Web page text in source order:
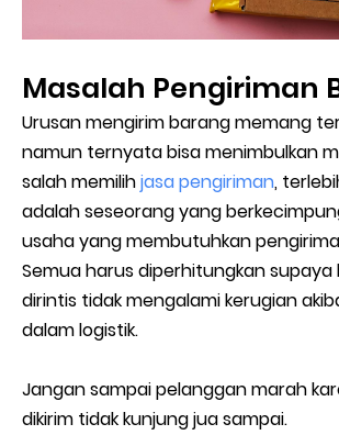
Masalah Pengiriman
Urusan mengirim barang memang
namun ternyata bisa menimbulkan
salah memilihjasa pengiriman,
adalah seseorang yang
usaha yang membutuhkan
Semua harus diperhitungkan supaya
dirintis tidak mengalami kerugian
dalam logistik.
Jangan sampai pelanggan marah
dikirim tidak kunjung jua sampai.